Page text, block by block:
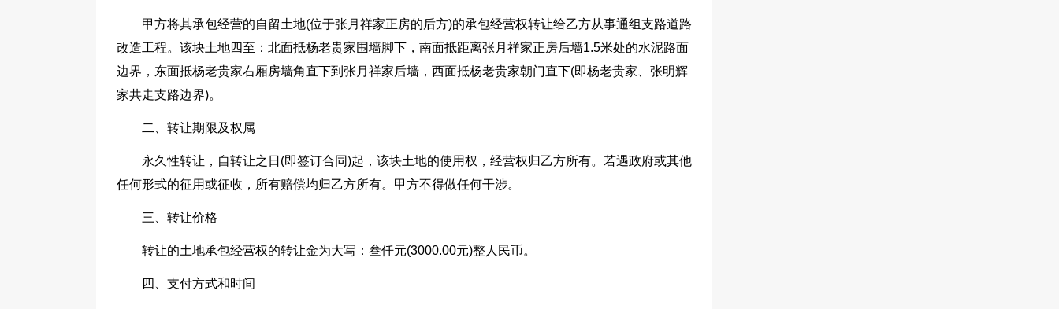
甲方将其承包经营的自留土地(位于张月祥家正房的后方)的承包经营权转让给乙方从事通组支路道路
改造工程。该块土地四至：北面抵杨老贵家围墙脚下，南面抵距离张月祥家正房后墙1.5米处的水泥路面
边界，东面抵杨老贵家右厢房墙角直下到张月祥家后墙，西面抵杨老贵家朝门直下(即杨老贵家、张明辉
家共走支路边界)。
二、转让期限及权属
永久性转让，自转让之日(即签订合同)起，该块土地的使用权，经营权归乙方所有。若遇政府或其他
任何形式的征用或征收，所有赔偿均归乙方所有。甲方不得做任何干涉。
三、转让价格
转让的土地承包经营权的转让金为大写：叁仟元(3000.00元)整人民币。
四、支付方式和时间